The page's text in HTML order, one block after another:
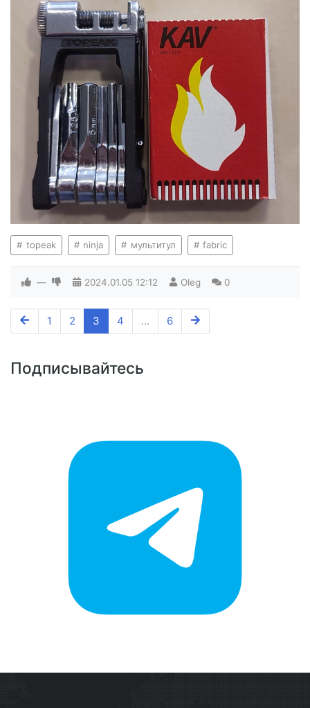
topeak ninja мультитул fabric
— 2024.01.05 12:12 Oleg 0
1 2 3 4 ... 6
Подписывайтесь